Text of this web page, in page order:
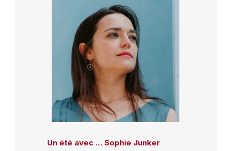
Un été avec … Sophie Junker